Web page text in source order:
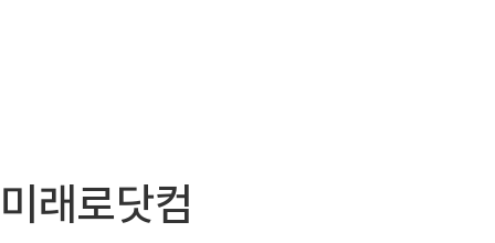
텐
미래로닷컴